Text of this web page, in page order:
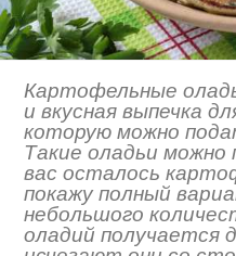
Картофельные
и вкусная выпечка
которую можно
Такие оладьи
вас осталось
покажу полный
небольшого
оладий получается